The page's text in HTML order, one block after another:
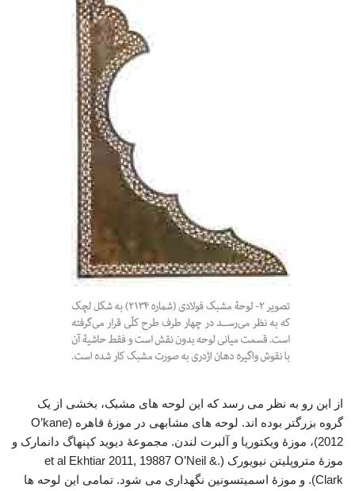
از این رو به نظر می رسد که این لوحه های مشبک، بخشی از یک
گروه بزرگتر بوده اند. لوحه های مشابهی در موزۀ قاهره (O’kane
2012)، موزۀ ویکتوریا و آلبرت لندن. مجموعۀ دیوید کپنهاگ دانمارک و
موزۀ متروپلیتن نیویورک (.et al Ekhtiar 2011, 19887 O’Neil &
Clark). و موزۀ اسمیتسونین نگهداری می شود. تمامی این لوحه ها